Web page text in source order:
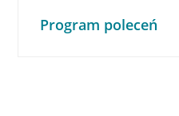
Program poleceń